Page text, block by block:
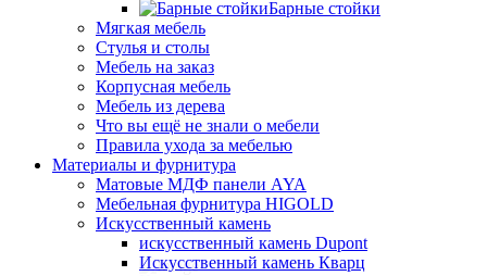
Барные стойки
Мягкая мебель
Стулья и столы
Мебель на заказ
Корпусная мебель
Мебель из дерева
Что вы ещё не знали о мебели
Правила ухода за мебелью
Материалы и фурнитура
Матовые МДФ панели AYA
Мебельная фурнитура HIGOLD
Искусственный камень
искусственный камень Dupont
Искусственный камень Кварц